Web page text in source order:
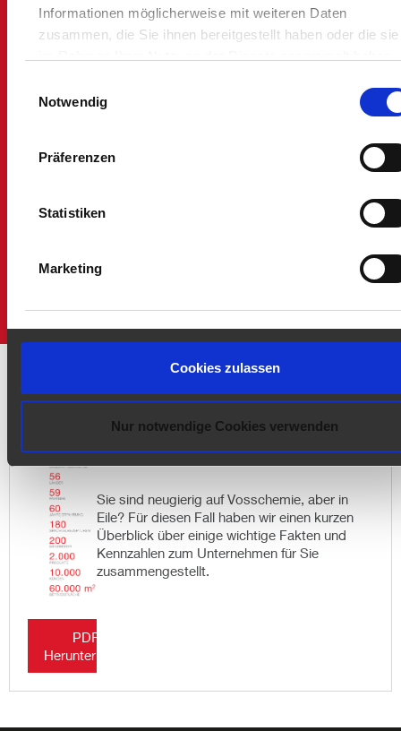
Informationen möglicherweise mit weiteren Daten
zusammen, die Sie ihnen bereitgestellt haben oder die sie
Datenschutz
Notwendig
Präferenzen
Statistiken
Marketing
Cookies zulassen
Nur notwendige Cookies verwenden
71
Erfahrung
180
Spachtelrezepturen
100 1979 13000
Paletten
PDF
Herunterladen
Das Unternehmen im Profil
Sie sind neugierig auf Vosschemie, aber in
Eile? Für diesen Fall haben wir einen kurzen
Überblick über einige wichtige Fakten und
Kennzahlen zum Unternehmen für Sie
zusammengestellt.